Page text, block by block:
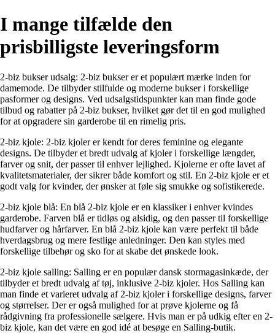
I mange tilfælde den
prisbilligste leveringsform
2-biz bukser udsalg: 2-biz bukser er et populært mærke inden for
damemode. De tilbyder stilfulde og moderne bukser i forskellige
pasformer og designs. Ved udsalgstidspunkter kan man finde gode
tilbud og rabatter på 2-biz bukser, hvilket gør det til en god mulighed
for at opgradere sin garderobe til en rimelig pris.
2-biz kjole: 2-biz kjoler er kendt for deres feminine og elegante
designs. De tilbyder et bredt udvalg af kjoler i forskellige længder,
farver og snit, der passer til enhver lejlighed. Kjolerne er ofte lavet af
kvalitetsmaterialer, der sikrer både komfort og stil. En 2-biz kjole er et
godt valg for kvinder, der ønsker at føle sig smukke og sofistikerede.
2-biz kjole blå: En blå 2-biz kjole er en klassiker i enhver kvindes
garderobe. Farven blå er tidløs og alsidig, og den passer til forskellige
hudfarver og hårfarver. En blå 2-biz kjole kan være perfekt til både
hverdagsbrug og mere festlige anledninger. Den kan styles med
forskellige tilbehør og sko for at skabe det ønskede look.
2-biz kjole salling: Salling er en populær dansk stormagasinkæde, der
tilbyder et bredt udvalg af tøj, inklusive 2-biz kjoler. Hos Salling kan
man finde et varieret udvalg af 2-biz kjoler i forskellige designs, farver
og størrelser. Der er også mulighed for at prøve kjolerne og få
rådgivning fra professionelle sælgere. Hvis man er på udkig efter en 2-
biz kjole, kan det være en god idé at besøge en Salling-butik.